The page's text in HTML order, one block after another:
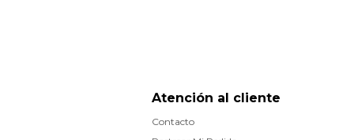
Atención al cliente
Contacto